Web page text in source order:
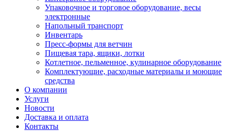
Упаковочное и торговое оборудование, весы
электронные
Напольный транспорт
Инвентарь
Пресс-формы для ветчин
Пищевая тара, ящики, лотки
Котлетное, пельменное, кулинарное оборудование
Комплектующие, расходные материалы и моющие
средства
О компании
Услуги
Новости
Доставка и оплата
Контакты